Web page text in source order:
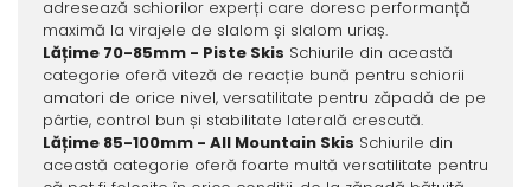
adresează schiorilor experți care doresc performanță
maximă la virajele de slalom și slalom uriaș.
Lățime 70-85mm - Piste Skis Schiurile din această
categorie oferă viteză de reacție bună pentru schiorii
amatori de orice nivel, versatilitate pentru zăpadă de pe
pârtie, control bun și stabilitate laterală crescută.
Lățime 85-100mm - All Mountain Skis Schiurile din
această categorie oferă foarte multă versatilitate pentru